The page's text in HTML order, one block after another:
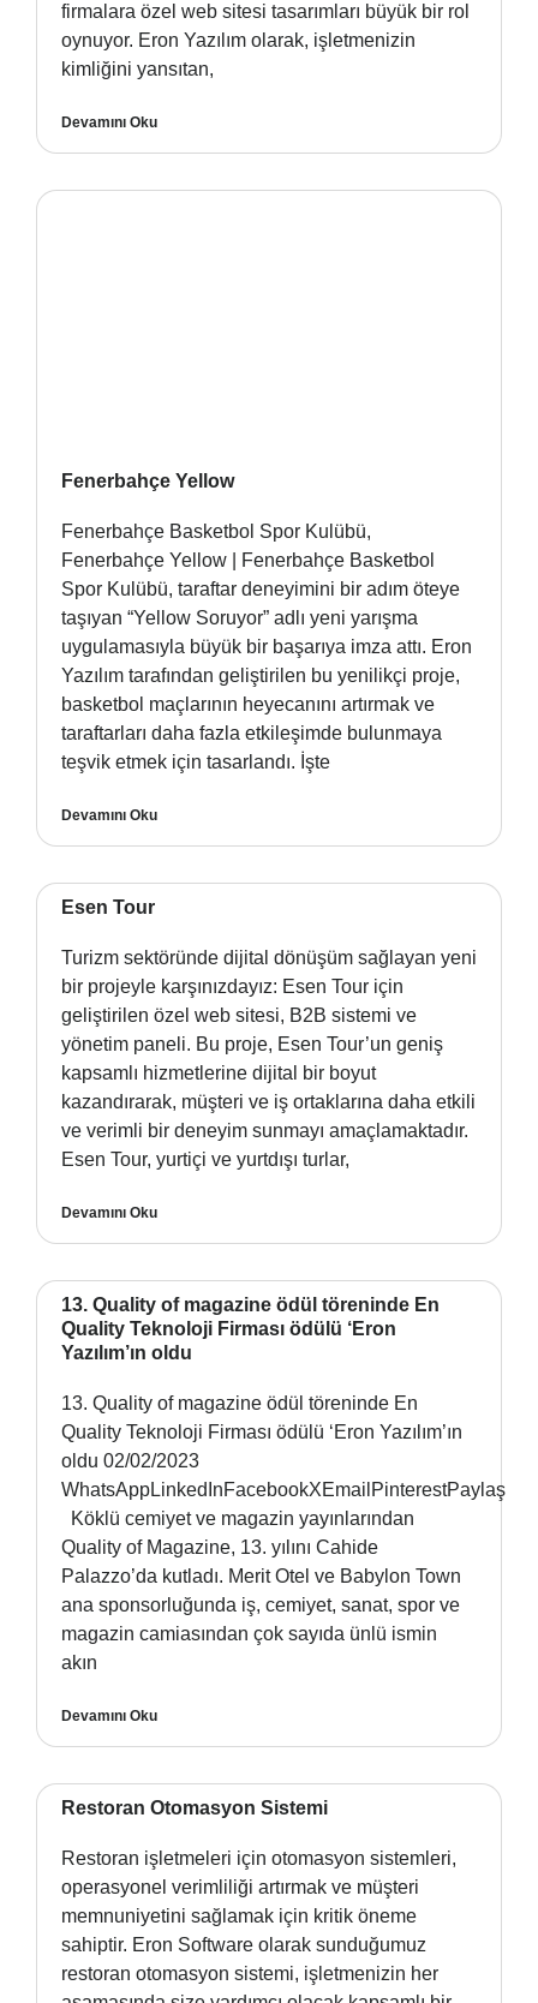
firmalara özel web sitesi tasarımları büyük bir rol
oynuyor. Eron Yazılım olarak, işletmenizin
kimliğini yansıtan,
Devamını Oku
Fenerbahçe Yellow
Fenerbahçe Basketbol Spor Kulübü,
Fenerbahçe Yellow | Fenerbahçe Basketbol
Spor Kulübü, taraftar deneyimini bir adım öteye
taşıyan “Yellow Soruyor” adlı yeni yarışma
uygulamasıyla büyük bir başarıya imza attı. Eron
Yazılım tarafından geliştirilen bu yenilikçi proje,
basketbol maçlarının heyecanını artırmak ve
taraftarları daha fazla etkileşimde bulunmaya
teşvik etmek için tasarlandı. İşte
Devamını Oku
Esen Tour
Turizm sektöründe dijital dönüşüm sağlayan yeni
bir projeyle karşınızdayız: Esen Tour için
geliştirilen özel web sitesi, B2B sistemi ve
yönetim paneli. Bu proje, Esen Tour’un geniş
kapsamlı hizmetlerine dijital bir boyut
kazandırarak, müşteri ve iş ortaklarına daha etkili
ve verimli bir deneyim sunmayı amaçlamaktadır.
Esen Tour, yurtiçi ve yurtdışı turlar,
Devamını Oku
13. Quality of magazine ödül töreninde En
Quality Teknoloji Firması ödülü ‘Eron
Yazılım’ın oldu
13. Quality of magazine ödül töreninde En
Quality Teknoloji Firması ödülü ‘Eron Yazılım’ın
oldu 02/02/2023
WhatsAppLinkedInFacebookXEmailPinterestPaylaş
Köklü cemiyet ve magazin yayınlarından
Quality of Magazine, 13. yılını Cahide
Palazzo’da kutladı. Merit Otel ve Babylon Town
ana sponsorluğunda iş, cemiyet, sanat, spor ve
magazin camiasından çok sayıda ünlü ismin
akın
Devamını Oku
Restoran Otomasyon Sistemi
Restoran işletmeleri için otomasyon sistemleri,
operasyonel verimliliği artırmak ve müşteri
memnuniyetini sağlamak için kritik öneme
sahiptir. Eron Software olarak sunduğumuz
restoran otomasyon sistemi, işletmenizin her